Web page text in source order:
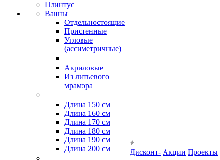
Плинтус
Ванны
Отдельностоящие
Пристенные
Угловые
(ассиметричные)
Акриловые
Из литьевого
мрамора
Длина 150 см
Длина 160 см
Длина 170 см
Длина 180 см
Длина 190 см
Длина 200 см
Дисконт- Акции Проекты